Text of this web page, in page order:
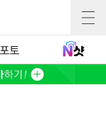
포토